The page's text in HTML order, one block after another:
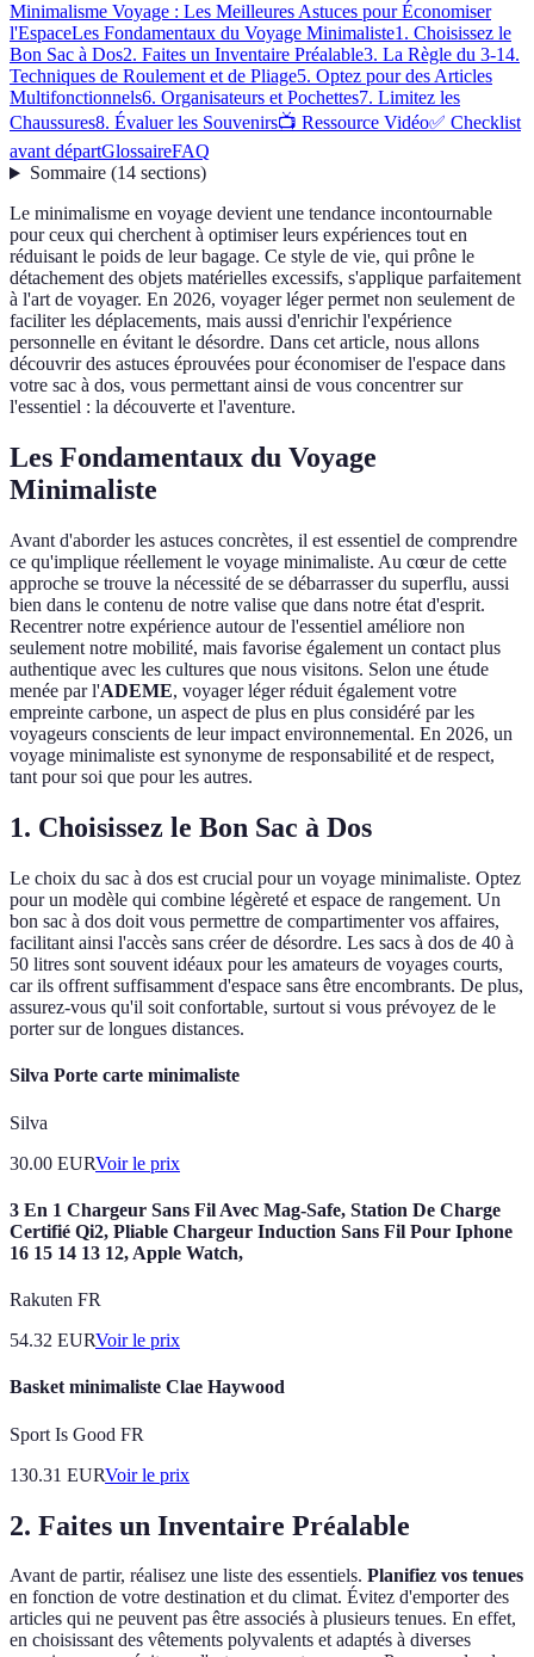
Minimalisme Voyage : Les Meilleures Astuces pour Économiser
l'EspaceLes Fondamentaux du Voyage Minimaliste1. Choisissez le
Bon Sac à Dos2. Faites un Inventaire Préalable3. La Règle du 3-14.
Techniques de Roulement et de Pliage5. Optez pour des Articles
Multifonctionnels6. Organisateurs et Pochettes7. Limitez les
Chaussures8. Évaluer les Souvenirs📺 Ressource Vidéo✅ Checklist
avant départGlossaireFAQ
Sommaire(14 sections)
Le minimalisme en voyage devient une tendance incontournable
pour ceux qui cherchent à optimiser leurs expériences tout en
réduisant le poids de leur bagage. Ce style de vie, qui prône le
détachement des objets matérielles excessifs, s'applique parfaitement
à l'art de voyager. En 2026, voyager léger permet non seulement de
faciliter les déplacements, mais aussi d'enrichir l'expérience
personnelle en évitant le désordre. Dans cet article, nous allons
découvrir des astuces éprouvées pour économiser de l'espace dans
votre sac à dos, vous permettant ainsi de vous concentrer sur
l'essentiel : la découverte et l'aventure.
Les Fondamentaux du Voyage
Minimaliste
Avant d'aborder les astuces concrètes, il est essentiel de comprendre
ce qu'implique réellement le voyage minimaliste. Au cœur de cette
approche se trouve la nécessité de se débarrasser du superflu, aussi
bien dans le contenu de notre valise que dans notre état d'esprit.
Recentrer notre expérience autour de l'essentiel améliore non
seulement notre mobilité, mais favorise également un contact plus
authentique avec les cultures que nous visitons. Selon une étude
menée par l'ADEME, voyager léger réduit également votre
empreinte carbone, un aspect de plus en plus considéré par les
voyageurs conscients de leur impact environnemental. En 2026, un
voyage minimaliste est synonyme de responsabilité et de respect,
tant pour soi que pour les autres.
1. Choisissez le Bon Sac à Dos
Le choix du sac à dos est crucial pour un voyage minimaliste. Optez
pour un modèle qui combine légèreté et espace de rangement. Un
bon sac à dos doit vous permettre de compartimenter vos affaires,
facilitant ainsi l'accès sans créer de désordre. Les sacs à dos de 40 à
50 litres sont souvent idéaux pour les amateurs de voyages courts,
car ils offrent suffisamment d'espace sans être encombrants. De plus,
assurez-vous qu'il soit confortable, surtout si vous prévoyez de le
porter sur de longues distances.
Silva Porte carte minimaliste
Silva
30.00 EURVoir le prix
3 En 1 Chargeur Sans Fil Avec Mag-Safe, Station De Charge
Certifié Qi2, Pliable Chargeur Induction Sans Fil Pour Iphone
16 15 14 13 12, Apple Watch,
Rakuten FR
54.32 EURVoir le prix
Basket minimaliste Clae Haywood
Sport Is Good FR
130.31 EURVoir le prix
2. Faites un Inventaire Préalable
Avant de partir, réalisez une liste des essentiels. Planifiez vos tenues
en fonction de votre destination et du climat. Évitez d'emporter des
articles qui ne peuvent pas être associés à plusieurs tenues. En effet,
en choisissant des vêtements polyvalents et adaptés à diverses